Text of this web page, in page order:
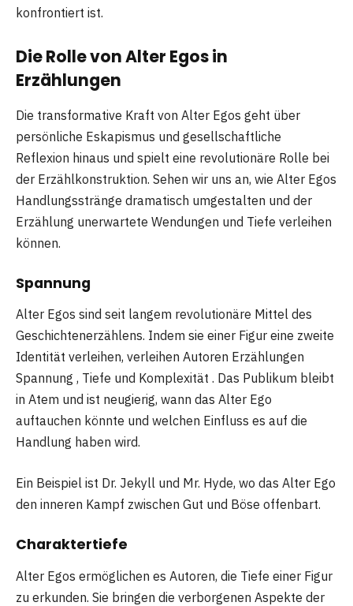
konfrontiert ist.
Die Rolle von Alter Egos in
Erzählungen
Die transformative Kraft von Alter Egos geht über
persönliche Eskapismus und gesellschaftliche
Reflexion hinaus und spielt eine revolutionäre Rolle bei
der Erzählkonstruktion. Sehen wir uns an, wie Alter Egos
Handlungsstränge dramatisch umgestalten und der
Erzählung unerwartete Wendungen und Tiefe verleihen
können.
Spannung
Alter Egos sind seit langem revolutionäre Mittel des
Geschichtenerzählens. Indem sie einer Figur eine zweite
Identität verleihen, verleihen Autoren Erzählungen
Spannung , Tiefe und Komplexität . Das Publikum bleibt
in Atem und ist neugierig, wann das Alter Ego
auftauchen könnte und welchen Einfluss es auf die
Handlung haben wird.
Ein Beispiel ist Dr. Jekyll und Mr. Hyde, wo das Alter Ego
den inneren Kampf zwischen Gut und Böse offenbart.
Charaktertiefe
Alter Egos ermöglichen es Autoren, die Tiefe einer Figur
zu erkunden. Sie bringen die verborgenen Aspekte der